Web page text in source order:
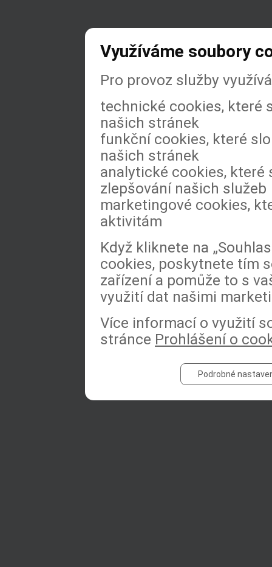
Využíváme soubory
Pro provoz služby
technické cookies, které
našich stránek
funkční cookies, které
našich stránek
analytické cookies, které
zlepšování našich služeb
marketingové cookies,
aktivitám
Když kliknete na
cookies, poskytnete tím
zařízení a pomůže to s
využití dat našimi
Více informací o využití
stránce Prohlášení o
Podrobné